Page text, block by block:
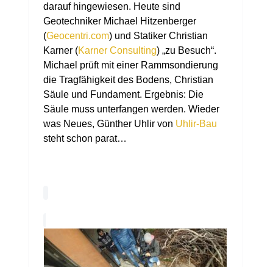
darauf hingewiesen. Heute sind
Geotechniker Michael Hitzenberger
(Geocentri.com) und Statiker Christian
Karner (Karner Consulting) „zu Besuch“.
Michael prüft mit einer Rammsondierung
die Tragfähigkeit des Bodens, Christian
Säule und Fundament. Ergebnis: Die
Säule muss unterfangen werden. Wieder
was Neues, Günther Uhlir von Uhlir-Bau
steht schon parat…